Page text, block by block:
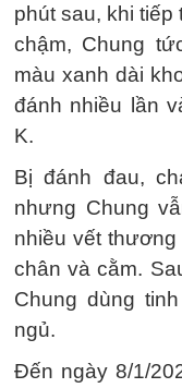
phút sau, khi tiếp
chậm, Chung
màu xanh dài
đánh nhiều lần
K.
Bị đánh đau,
nhưng Chung
nhiều vết
chân và cằm.
Chung dùng
ngủ.
Đến ngày 8/1/